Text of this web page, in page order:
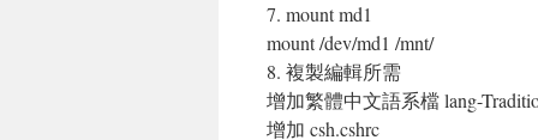
7. mount md1
mount /dev/md1 /mnt/
8. 複製編輯所需
增加繁體中文語系檔 lang-
增加 csh.cshrc